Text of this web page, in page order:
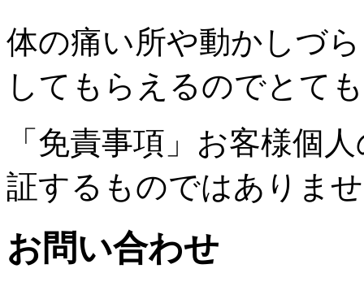
体の痛い所や動かしづ
してもらえるのでとて
「免責事項」お客様個
証するものではありま
お問い合わせ